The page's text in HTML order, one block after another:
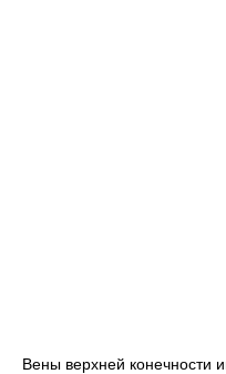
Вены верхней конечности